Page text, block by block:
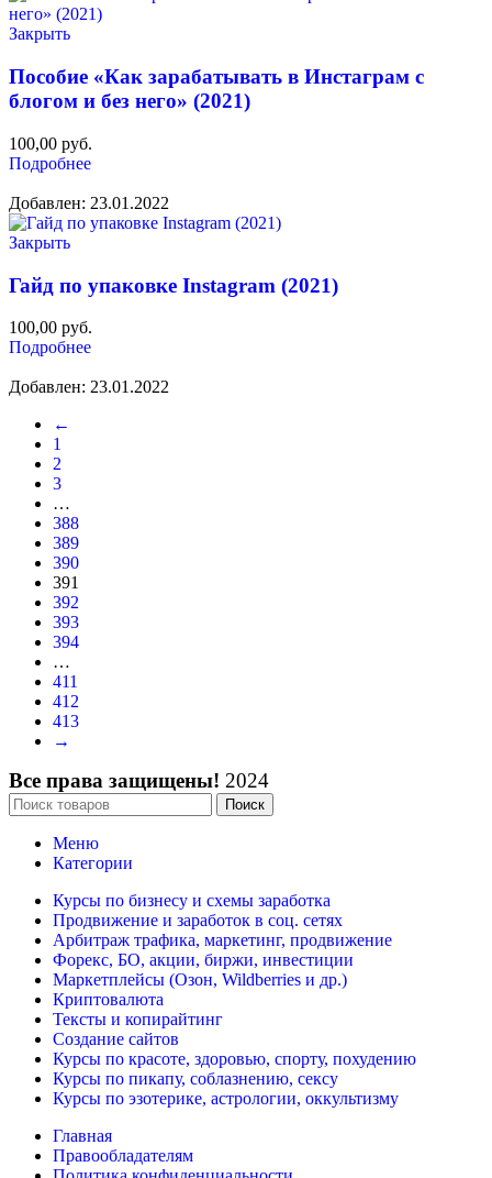
Закрыть
Пособие «Как зарабатывать в Инстаграм с
блогом и без него» (2021)
100,00 руб.
Подробнее
Добавлен: 23.01.2022
Закрыть
Гайд по упаковке Instagram (2021)
100,00 руб.
Подробнее
Добавлен: 23.01.2022
←
1
2
3
…
388
389
390
391
392
393
394
…
411
412
413
→
Все права защищены! 2024
Поиск
Меню
Категории
Курсы по бизнесу и схемы заработка
Продвижение и заработок в соц. сетях
Арбитраж трафика, маркетинг, продвижение
Форекс, БО, акции, биржи, инвестиции
Маркетплейсы (Озон, Wildberries и др.)
Криптовалюта
Тексты и копирайтинг
Создание сайтов
Курсы по красоте, здоровью, спорту, похудению
Курсы по пикапу, соблазнению, сексу
Курсы по эзотерике, астрологии, оккультизму
Главная
Правообладателям